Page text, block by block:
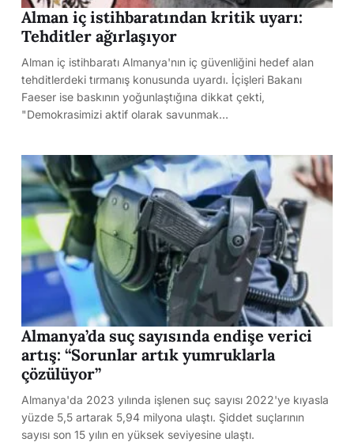
Alman iç istihbaratından kritik uyarı:
Tehditler ağırlaşıyor
Alman iç istihbaratı Almanya'nın iç güvenliğini hedef alan
tehditlerdeki tırmanış konusunda uyardı. İçişleri Bakanı
Faeser ise baskının yoğunlaştığına dikkat çekti,
"Demokrasimizi aktif olarak savunmak…
Almanya’da suç sayısında endişe verici
artış: “Sorunlar artık yumruklarla
çözülüyor”
Almanya'da 2023 yılında işlenen suç sayısı 2022'ye kıyasla
yüzde 5,5 artarak 5,94 milyona ulaştı. Şiddet suçlarının
sayısı son 15 yılın en yüksek seviyesine ulaştı.